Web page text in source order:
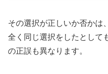
その選択が正しいか否かは
全く同じ選択をしたとして
の正誤も異なります。